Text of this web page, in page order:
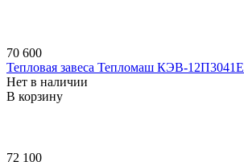
70 600
Тепловая завеса Тепломаш КЭВ-12П3041E
Нет в наличии
В корзину
72 100